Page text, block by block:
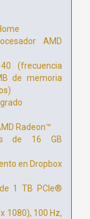
AMD
(frecuencia
de memoria
Radeon™
s de 16 GB
en Dropbox
1 TB PCIe®
1080), 100 Hz,